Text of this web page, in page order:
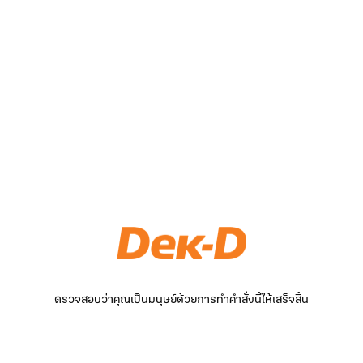
ตรวจสอบว่าคุณเป็นมนุษย์ด้วยการทำคำสั่งนี้ให้เสร็จสิ้น